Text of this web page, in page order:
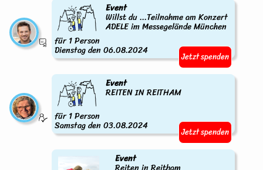
Event
Willst du ...Teilnahme am Konzert
ADELE im Messegelände München
für 1 Person
Dienstag den 06.08.2024 Jetzt spenden
Event
REITEN IN REITHAM
für 1 Person
Samstag den 03.08.2024 Jetzt spenden
Event